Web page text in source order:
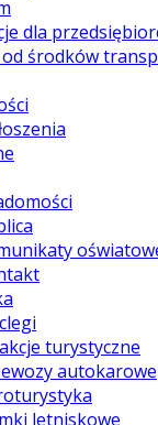
dla
od środków
turystyczne
autokarowe
letniskowe